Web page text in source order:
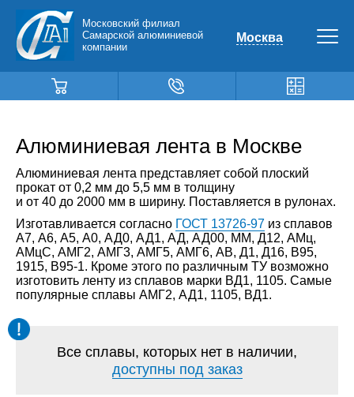
Московский филиал
Самарской алюминиевой
компании
Москва
Алюминиевая лента в Москве
Алюминиевая лента представляет собой плоский
прокат от 0,2 мм до 5,5 мм в толщину
и от 40 до 2000 мм в ширину. Поставляется в рулонах.
Изготавливается согласно ГОСТ 13726-97 из сплавов
А7, А6, А5, А0, АД0, АД1, АД, АД00, ММ, Д12, АМц,
АМцС, АМГ2, АМГ3, АМГ5, АМГ6, АВ, Д1, Д16, В95,
1915, В95-1. Кроме этого по различным ТУ возможно
изготовить ленту из сплавов марки ВД1, 1105. Самые
популярные сплавы АМГ2, АД1, 1105, ВД1.
Все сплавы, которых нет в наличии,
доступны под заказ